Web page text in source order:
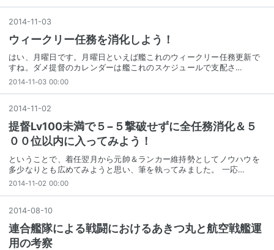
2014-11 -03
ウィークリー任務を消化しよう！
はい、月曜日です。月曜日といえば艦これのウィークリー任務更新で
すね。ダメ提督のカレンダーは艦これのスケジュールで支配さ…
2014-11-03 00:00
2014-11 -02
提督Lv100未満で５−５撃破せずに全任務消化＆５
００位以内に入ってみよう！
ということで、着任翌月から元帥＆ランカー維持勢としてノウハウを
多少なりとも広めてみようと思い、筆を執ってみました。 一応…
2014-11-02 00:00
2014-08-10
連合艦隊による戦闘におけるあきつ丸と航空戦艦運
用の考察